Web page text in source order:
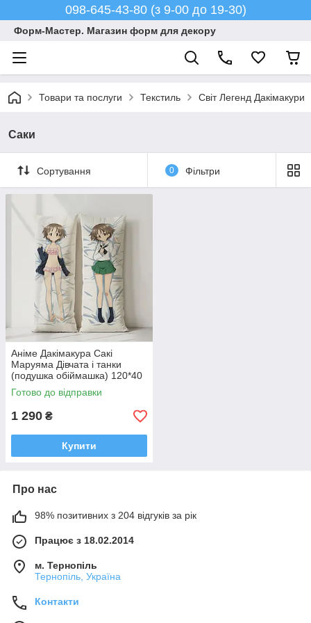
098-645-43-80 (з 9-00 до 19-30)
Форм-Мастер. Магазин форм для декору
Товари та послуги Текстиль Світ Легенд Дакімакури
Саки
Сортування 0 Фільтри
Аніме Дакімакура Сакі
Маруяма Дівчата і танки
(подушка обіймашка) 120*40
см
Готово до відправки
1 290 ₴
Купити
Про нас
98% позитивних з 204 відгуків за рік
Працює з 18.02.2014
м. Тернопіль
Тернопіль, Україна
Контакти